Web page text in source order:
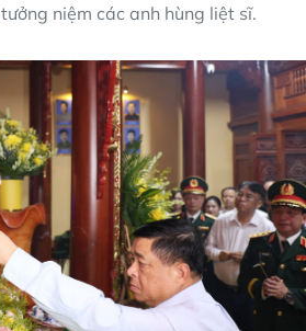
niệm các anh hùng liệt sĩ.